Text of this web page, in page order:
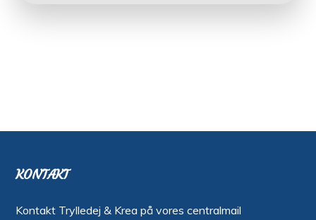
KONTAKT
Kontakt Trylledej & Krea på vores centralmail